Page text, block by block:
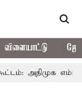
விளையாட்டு
எம்பிக்கள்